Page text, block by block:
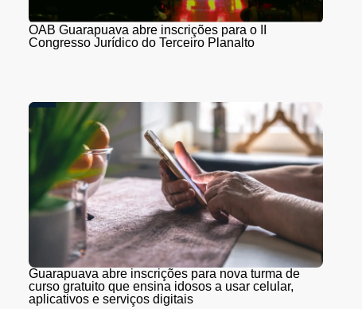
OAB Guarapuava abre inscrições para o II
Congresso Jurídico do Terceiro Planalto
Guarapuava abre inscrições para nova turma de
curso gratuito que ensina idosos a usar celular,
aplicativos e serviços digitais